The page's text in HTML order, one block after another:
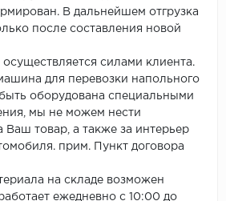
В дальнейшем отгрузка
после составления новой
осуществляется силами клиента.
для перевозки напольного
оборудована специальными
мы не можем нести
Ваш товар, а также за интерьер
прим. Пункт договора
на складе возможен
ежедневно с 10:00 до